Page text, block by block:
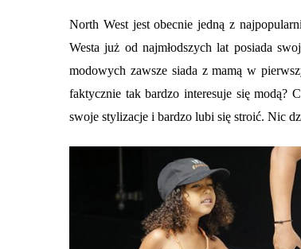
North West jest obecnie jedną z
Westa już od najmłodszych lat posiada
modowych zawsze siada z mamą w
faktycznie tak bardzo interesuje się modą?
swoje stylizacje i bardzo lubi się stroić. Nic